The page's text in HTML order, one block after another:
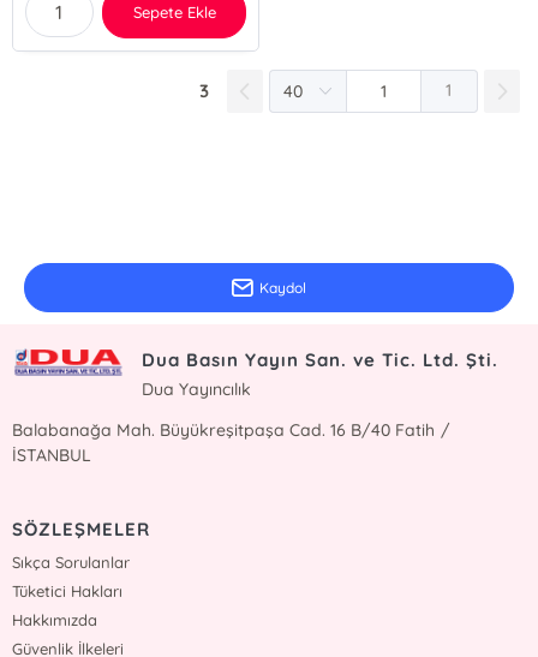
Sepete Ekle
3 1
Kaydol
Dua Basın Yayın San. ve Tic. Ltd. Şti.
Dua Yayıncılık
Balabanağa Mah. Büyükreşitpaşa Cad. 16 B/40 Fatih /
İSTANBUL
SÖZLEŞMELER
Sıkça Sorulanlar
Tüketici Hakları
Hakkımızda
Güvenlik İlkeleri